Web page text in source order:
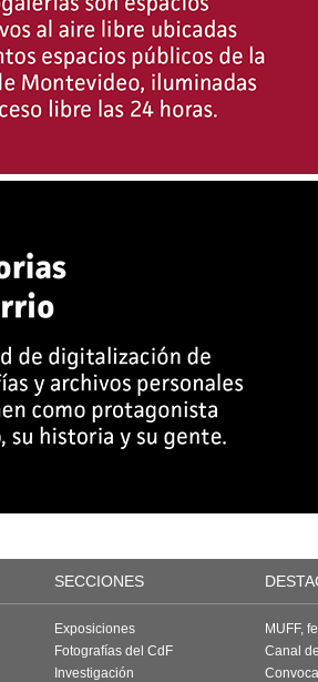
SECCIONES
Exposiciones
Fotografías del CdF
Investigación
MUFF,
Canal